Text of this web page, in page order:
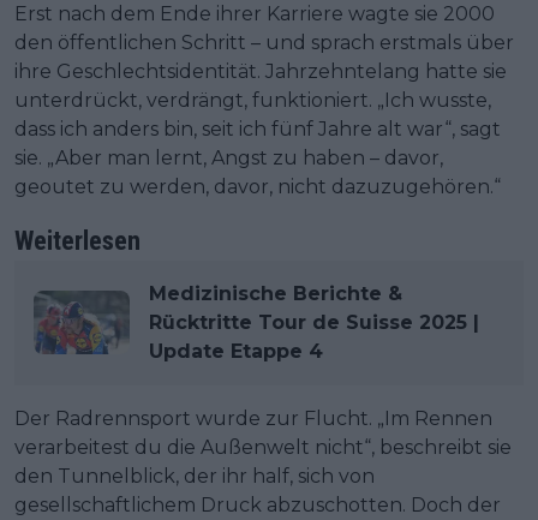
Erst nach dem Ende ihrer Karriere wagte sie 2000
den öffentlichen Schritt – und sprach erstmals über
ihre Geschlechtsidentität. Jahrzehntelang hatte sie
unterdrückt, verdrängt, funktioniert. „Ich wusste,
dass ich anders bin, seit ich fünf Jahre alt war“, sagt
sie. „Aber man lernt, Angst zu haben – davor,
geoutet zu werden, davor, nicht dazuzugehören.“
Weiterlesen
Medizinische Berichte &
Rücktritte Tour de Suisse 2025 |
Update Etappe 4
Der Radrennsport wurde zur Flucht. „Im Rennen
verarbeitest du die Außenwelt nicht“, beschreibt sie
den Tunnelblick, der ihr half, sich von
gesellschaftlichem Druck abzuschotten. Doch der